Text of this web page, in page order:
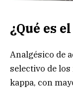
¿Qué es
Analgésico de
selectivo de
kappa, con